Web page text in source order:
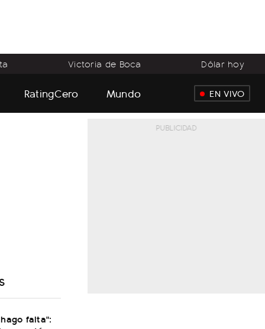
Victoria de Boca Dólar hoy
RatingCero Mundo EN VIVO
falta":